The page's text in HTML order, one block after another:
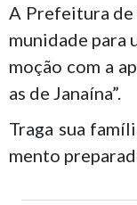
A Prefeitura de
munidade para
moção com a
as de Janaína”.
Traga sua
mento